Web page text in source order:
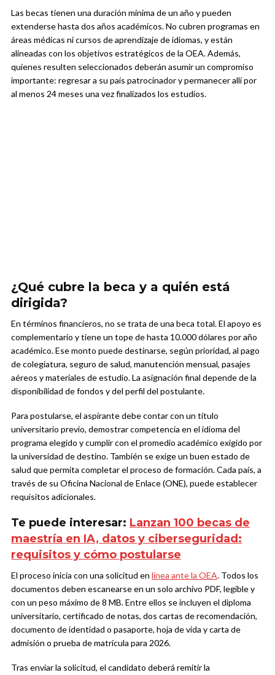
Las becas tienen una duración mínima de un año y pueden
extenderse hasta dos años académicos. No cubren programas en
áreas médicas ni cursos de aprendizaje de idiomas, y están
alineadas con los objetivos estratégicos de la OEA. Además,
quienes resulten seleccionados deberán asumir un compromiso
importante: regresar a su país patrocinador y permanecer allí por
al menos 24 meses una vez finalizados los estudios.
¿Qué cubre la beca y a quién está
dirigida?
En términos financieros, no se trata de una beca total. El apoyo es
complementario y tiene un tope de hasta 10.000 dólares por año
académico. Ese monto puede destinarse, según prioridad, al pago
de colegiatura, seguro de salud, manutención mensual, pasajes
aéreos y materiales de estudio. La asignación final depende de la
disponibilidad de fondos y del perfil del postulante.
Para postularse, el aspirante debe contar con un título
universitario previo, demostrar competencia en el idioma del
programa elegido y cumplir con el promedio académico exigido por
la universidad de destino. También se exige un buen estado de
salud que permita completar el proceso de formación. Cada país, a
través de su Oficina Nacional de Enlace (ONE), puede establecer
requisitos adicionales.
Te puede interesar: Lanzan 100 becas de
maestría en IA, datos y ciberseguridad:
requisitos y cómo postularse
El proceso inicia con una solicitud en línea ante la OEA. Todos los
documentos deben escanearse en un solo archivo PDF, legible y
con un peso máximo de 8 MB. Entre ellos se incluyen el diploma
universitario, certificado de notas, dos cartas de recomendación,
documento de identidad o pasaporte, hoja de vida y carta de
admisión o prueba de matrícula para 2026.
Tras enviar la solicitud, el candidato deberá remitir la